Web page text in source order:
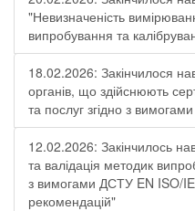
"Невизначеність
випробування та
18.02.2026: Закінчилося
органів, що здійснюють
та послуг згідно з
12.02.2026: Закінчилось
та валідація методик
з вимогами ДСТУ EN ISO/
рекомендацій"